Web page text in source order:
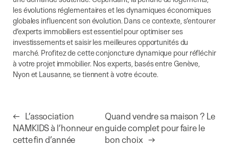
les évolutions réglementaires et les dynamiques économiques
globales influencent son évolution. Dans ce contexte, s’entourer
d’experts immobiliers est essentiel pour optimiser ses
investissements et saisir les meilleures opportunités du
marché. Profitez de cette conjoncture dynamique pour réfléchir
à votre projet immobilier. Nosexperts , basés entre Genève,
Nyon et Lausanne, se tiennent à votre écoute.
← L’association
NAMKIDS à l’honneur en
cette fin d’année
Quand vendre sa maison ? Le
guide complet pour faire le
bon choix →